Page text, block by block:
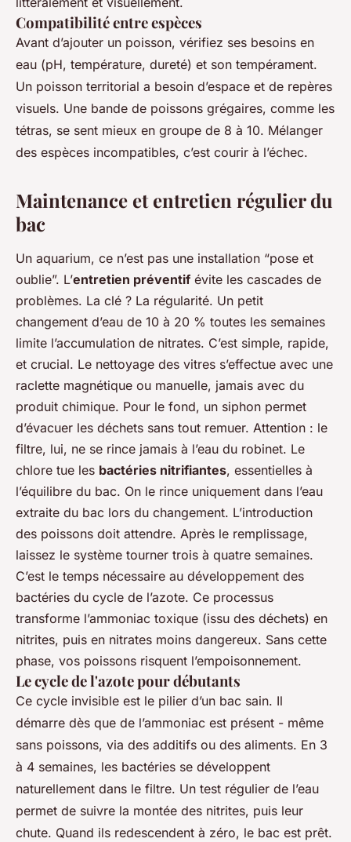
Compatibilité entre espèces
Avant d’ajouter un poisson, vérifiez ses besoins en
eau (pH, température, dureté) et son tempérament.
Un poisson territorial a besoin d’espace et de repères
visuels. Une bande de poissons grégaires, comme les
tétras, se sent mieux en groupe de 8 à 10. Mélanger
des espèces incompatibles, c’est courir à l’échec.
Maintenance et entretien régulier du
bac
Un aquarium, ce n’est pas une installation “pose et
oublie”. L’entretien préventif évite les cascades de
problèmes. La clé ? La régularité. Un petit
changement d’eau de 10 à 20 % toutes les semaines
limite l’accumulation de nitrates. C’est simple, rapide,
et crucial. Le nettoyage des vitres s’effectue avec une
raclette magnétique ou manuelle, jamais avec du
produit chimique. Pour le fond, un siphon permet
d’évacuer les déchets sans tout remuer. Attention : le
filtre, lui, ne se rince jamais à l’eau du robinet. Le
chlore tue les bactéries nitrifiantes, essentielles à
l’équilibre du bac. On le rince uniquement dans l’eau
extraite du bac lors du changement. L’introduction
des poissons doit attendre. Après le remplissage,
laissez le système tourner trois à quatre semaines.
C’est le temps nécessaire au développement des
bactéries du cycle de l’azote. Ce processus
transforme l’ammoniac toxique (issu des déchets) en
nitrites, puis en nitrates moins dangereux. Sans cette
phase, vos poissons risquent l’empoisonnement.
Le cycle de l'azote pour débutants
Ce cycle invisible est le pilier d’un bac sain. Il
démarre dès que de l’ammoniac est présent - même
sans poissons, via des additifs ou des aliments. En 3
à 4 semaines, les bactéries se développent
naturellement dans le filtre. Un test régulier de l’eau
permet de suivre la montée des nitrites, puis leur
chute. Quand ils redescendent à zéro, le bac est prêt.